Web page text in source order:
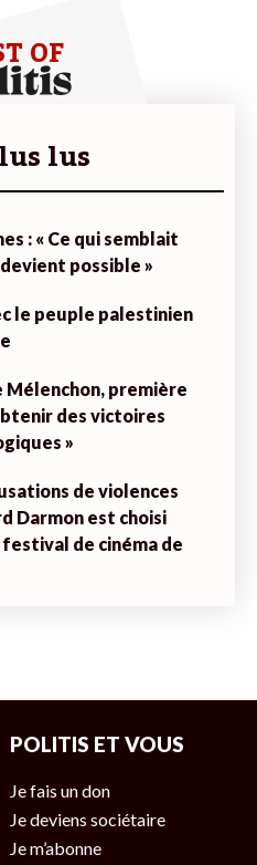
OF
lus
: « Ce qui semblait
possible »
le peuple palestinien
Mélenchon, première
des victoires
»
de violences
Darmon est choisi
de cinéma de
POLITIS ET VOUS
Je fais un don
Je deviens sociétaire
Je m’abonne